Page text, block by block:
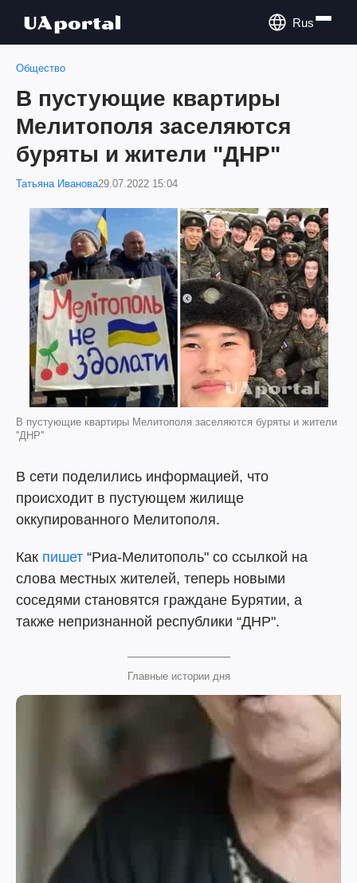
Rus
Общество
В пустующие квартиры
Мелитополя заселяются
буряты и жители "ДНР"
Татьяна Иванова29.07.2022 15:04
В пустующие квартиры Мелитополя заселяются буряты и жители
''ДНР''
В сети поделились информацией, что
происходит в пустующем жилище
оккупированного Мелитополя.
Как пишет “Риа-Мелитополь" со ссылкой на
слова местных жителей, теперь новыми
соседями становятся граждане Бурятии, а
также непризнанной республики “ДНР".
Главные истории дня